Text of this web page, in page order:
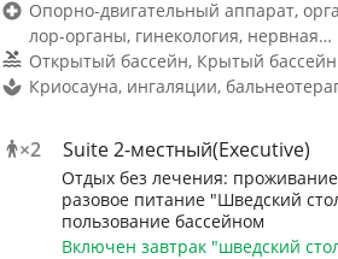
Опорно-двигательный аппарат,
лор-органы, гинекология, нервная…
Открытый бассейн, Крытый бассейн
Криосауна, ингаляции,
×2 Suite 2-местный(Executive)
Отдых без лечения:
разовое питание "Шведский
пользование бассейном
Включен завтрак "шведский